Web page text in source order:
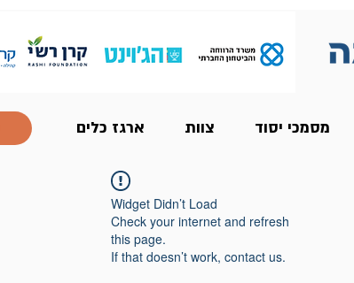
מסמכי יסוד צוות ארגז כלים
Widget Didn’t Load
Check your internet and refresh
this page.
If that doesn’t work, contact us.